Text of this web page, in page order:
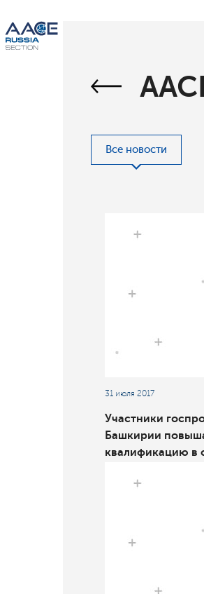
Все новости
31 июля 2017
Участники
Башкирии
квалификацию в